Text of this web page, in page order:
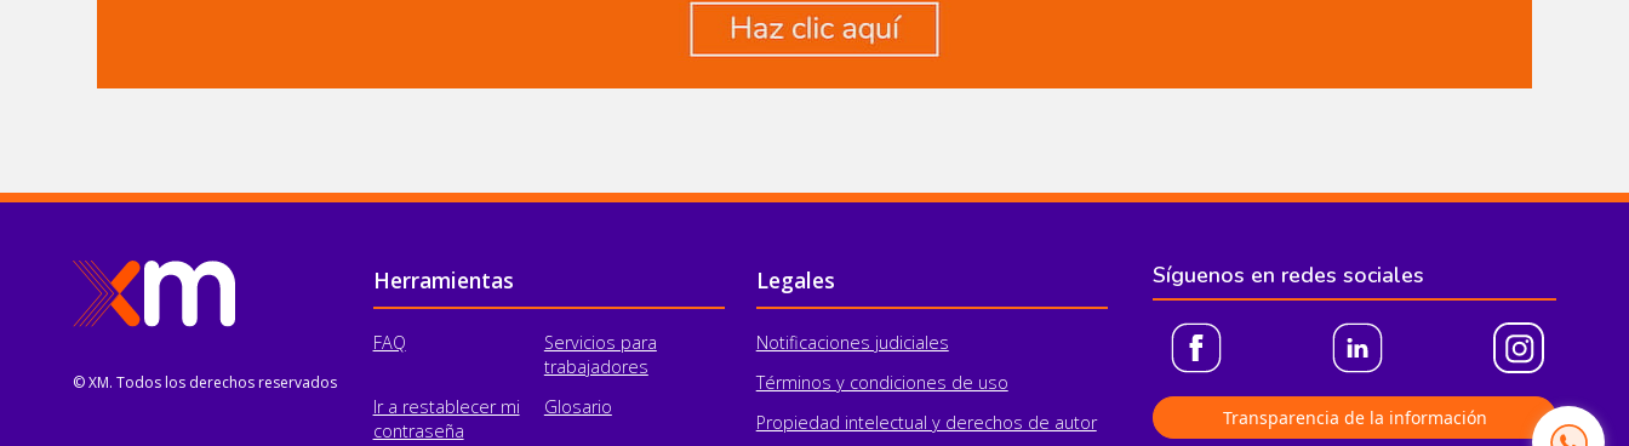
© XM. Todos los derechos reservados
Pie de página
Herramientas
FAQ
Servicios para
trabajadores
Ir a restablecer mi
contraseña
Glosario
Legales
Notificaciones judiciales
Términos y condiciones de uso
Propiedad intelectual y derechos de autor
Síguenos en redes sociales
Transparencia de la información